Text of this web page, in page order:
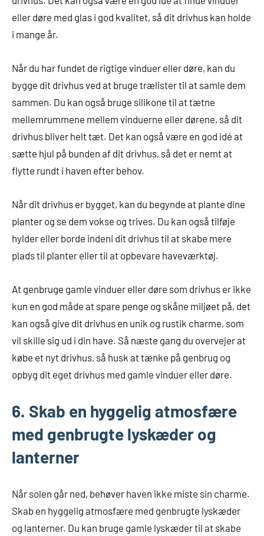
eller døre med glas i god kvalitet, så dit drivhus kan holde
i mange år.
Når du har fundet de rigtige vinduer eller døre, kan du
bygge dit drivhus ved at bruge trælister til at samle dem
sammen. Du kan også bruge silikone til at tætne
mellemrummene mellem vinduerne eller dørene, så dit
drivhus bliver helt tæt. Det kan også være en god idé at
sætte hjul på bunden af dit drivhus, så det er nemt at
flytte rundt i haven efter behov.
Når dit drivhus er bygget, kan du begynde at plante dine
planter og se dem vokse og trives. Du kan også tilføje
hylder eller borde indeni dit drivhus til at skabe mere
plads til planter eller til at opbevare haveværktøj.
At genbruge gamle vinduer eller døre som drivhus er ikke
kun en god måde at spare penge og skåne miljøet på, det
kan også give dit drivhus en unik og rustik charme, som
vil skille sig ud i din have. Så næste gang du overvejer at
købe et nyt drivhus, så husk at tænke på genbrug og
opbyg dit eget drivhus med gamle vinduer eller døre.
6. Skab en hyggelig atmosfære
med genbrugte lyskæder og
lanterner
Når solen går ned, behøver haven ikke miste sin charme.
Skab en hyggelig atmosfære med genbrugte lyskæder
og lanterner. Du kan bruge gamle lyskæder til at skabe